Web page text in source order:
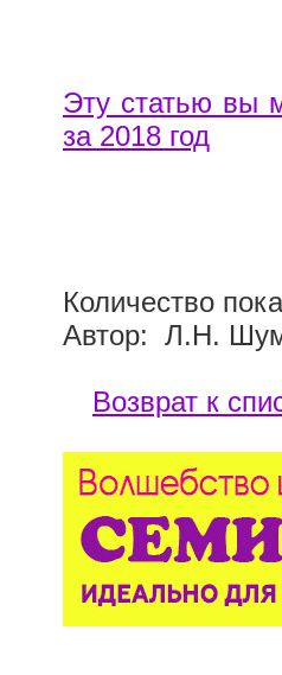
Эту статью вы
за 2018 год
Количество
Автор: Л.Н.
Возврат к